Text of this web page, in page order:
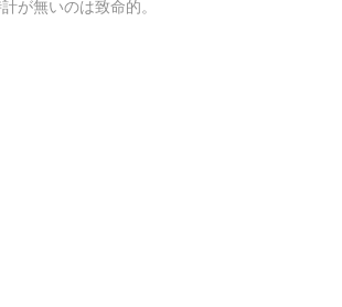
が無いのは致命的。